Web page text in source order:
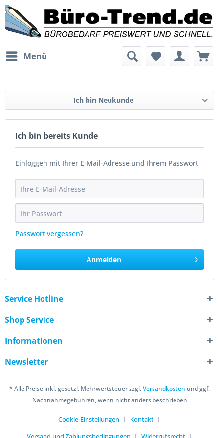
Menü
Ich bin Neukunde
Ich bin bereits Kunde
Einloggen mit Ihrer E-Mail-Adresse und Ihrem Passwort
Passwort vergessen?
Anmelden
Service Hotline
Shop Service
Informationen
Newsletter
* Alle Preise inkl. gesetzl. Mehrwertsteuer zzgl.Versandkosten und ggf.
Nachnahmegebühren, wenn nicht anders beschrieben
Cookie-Einstellungen
Kontakt
Versand und Zahlungsbedingungen
Widerrufsrecht